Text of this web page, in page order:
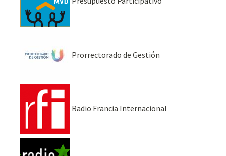
Prorrectorado de Gestión
Radio Francia Internacional